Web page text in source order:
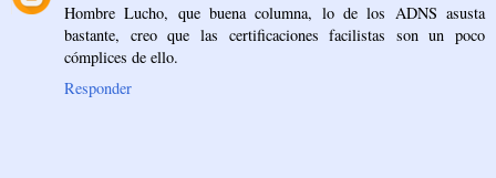
Hombre Lucho, que buena columna, lo de los ADNS asusta
bastante, creo que las certificaciones facilistas son un poco
cómplices de ello.
Responder